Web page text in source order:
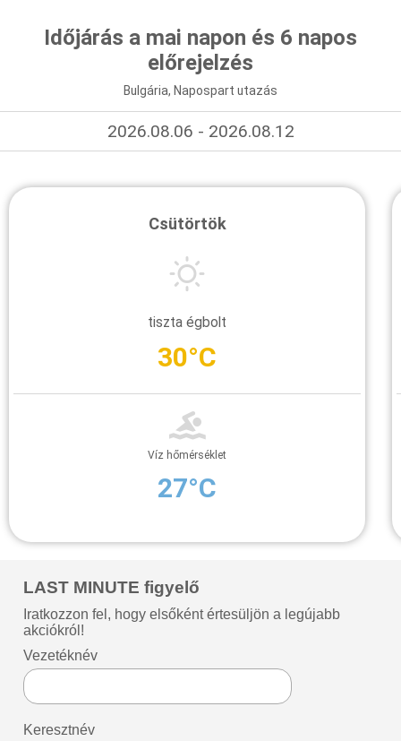
Időjárás a mai napon és 6 napos
előrejelzés
Bulgária, Napospart utazás
2026.08.06 - 2026.08.12
Csütörtök
tiszta égbolt
30°C
Víz hőmérséklet
27°C
LAST MINUTE figyelő
Iratkozzon fel, hogy elsőként értesüljön a legújabb
akciókról!
Vezetéknév
Keresztnév